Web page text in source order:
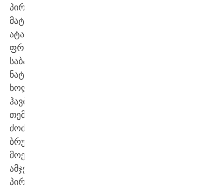
პირველ
მატჩს
ატარებს
ფრთა
საბა
ნატროშვილი,
ხოლო
ჰავბეკად
თემურ
ძოძუაშვილი
ბრუნდება.
მოედანზე
ამჯერადაც
პირველივე